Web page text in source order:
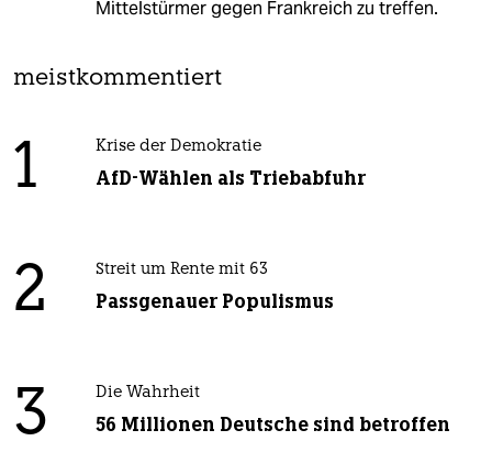
Mittelstürmer gegen Frankreich zu treffen.
meistkommentiert
1 Krise der Demokratie
AfD-Wählen als Triebabfuhr
2 Streit um Rente mit 63
Passgenauer Populismus
3 Die Wahrheit
56 Millionen Deutsche sind betroffen